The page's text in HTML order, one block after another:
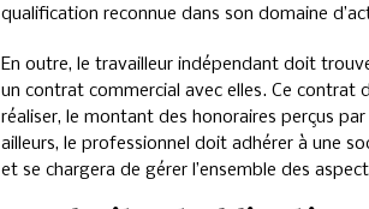
qualification reconnue dans son domaine
En outre, le travailleur indépendant doit
un contrat commercial avec elles. Ce
réaliser, le montant des honoraires perçus
ailleurs, le professionnel doit adhérer à une
et se chargera de gérer l’ensemble des